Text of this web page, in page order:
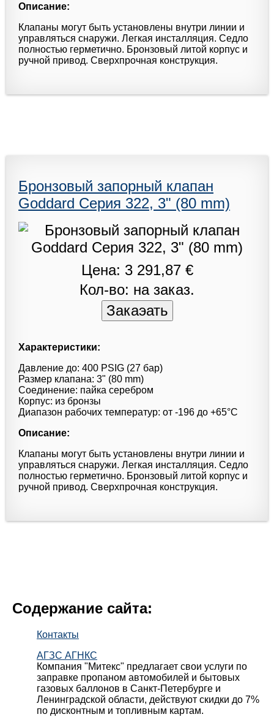
Описание:
Клапаны могут быть установлены внутри линии и
управляться снаружи. Легкая инсталляция. Седло
полностью герметично. Бронзовый литой корпус и
ручной привод. Сверхпрочная конструкция.
Бронзовый запорный клапан
Goddard Серия 322, 3" (80 mm)
Цена: 3 291,87 €
Кол-во: на заказ.
Характеристики:
Давление до: 400 PSIG (27 бар)
Размер клапана: 3" (80 mm)
Соединение: пайка серебром
Корпус: из бронзы
Диапазон рабочих температур: от -196 до +65°С
Описание:
Клапаны могут быть установлены внутри линии и
управляться снаружи. Легкая инсталляция. Седло
полностью герметично. Бронзовый литой корпус и
ручной привод. Сверхпрочная конструкция.
Содержание сайта:
Контакты
АГЗС АГНКС
Компания "Митекс" предлагает свои услуги по
заправке пропаном автомобилей и бытовых
газовых баллонов в Санкт-Петербурге и
Ленинградской области, действуют скидки до 7%
по дисконтным и топливным картам.